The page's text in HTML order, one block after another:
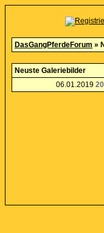
DasGangPferdeForum »
Neuste Galeriebilder
06.01.2019